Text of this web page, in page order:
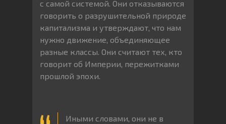
с самой системой. Они отказываются
говорить о разрушительной природе
капитализма и утверждают, что нам
нужно движение, объединяющее
разные классы. Они считают тех, кто
говорит об Империи, пережитками
прошлой эпохи.
Иными словами, они не в